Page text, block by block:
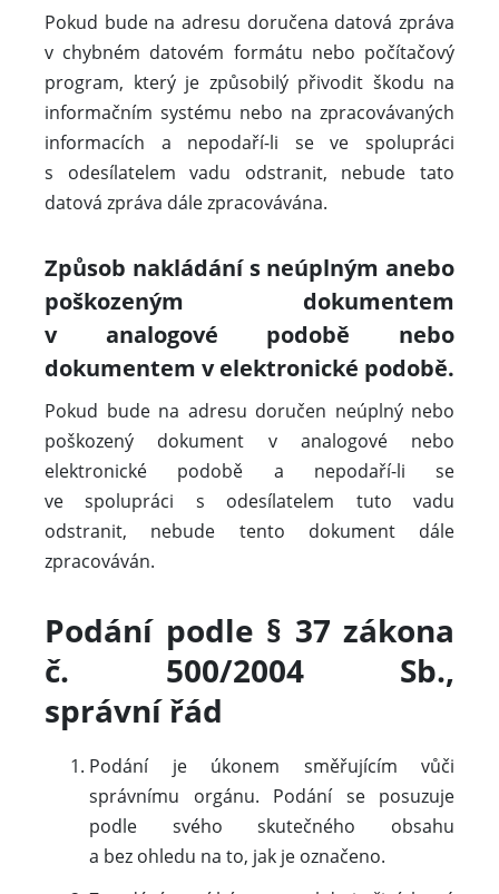
Pokud bude na adresu doručena datová zpráva
v chybném datovém formátu nebo počítačový
program, který je způsobilý přivodit škodu na
informačním systému nebo na zpracovávaných
informacích a nepodaří-li se ve spolupráci
s odesílatelem vadu odstranit, nebude tato
datová zpráva dále zpracovávána.
Způsob nakládání s neúplným anebo
poškozeným dokumentem
v analogové podobě nebo
dokumentem v elektronické podobě.
Pokud bude na adresu doručen neúplný nebo
poškozený dokument v analogové nebo
elektronické podobě a nepodaří-li se
ve spolupráci s odesílatelem tuto vadu
odstranit, nebude tento dokument dále
zpracováván.
Podání podle § 37 zákona
č. 500/2004 Sb.,
správní řád
Podání je úkonem směřujícím vůči
správnímu orgánu. Podání se posuzuje
podle svého skutečného obsahu
a bez ohledu na to, jak je označeno.